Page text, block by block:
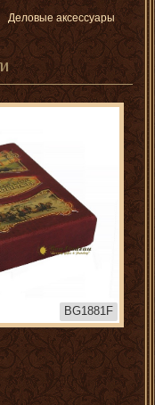
Деловые аксессуары
BG1881F